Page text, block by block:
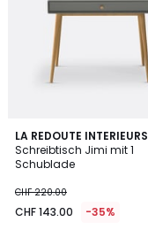
LA REDOUTE INTERIEURS
Schreibtisch Jimi mit 1
Schublade
CHF 220.00
CHF 143.00 -35%
4.5
/ 5